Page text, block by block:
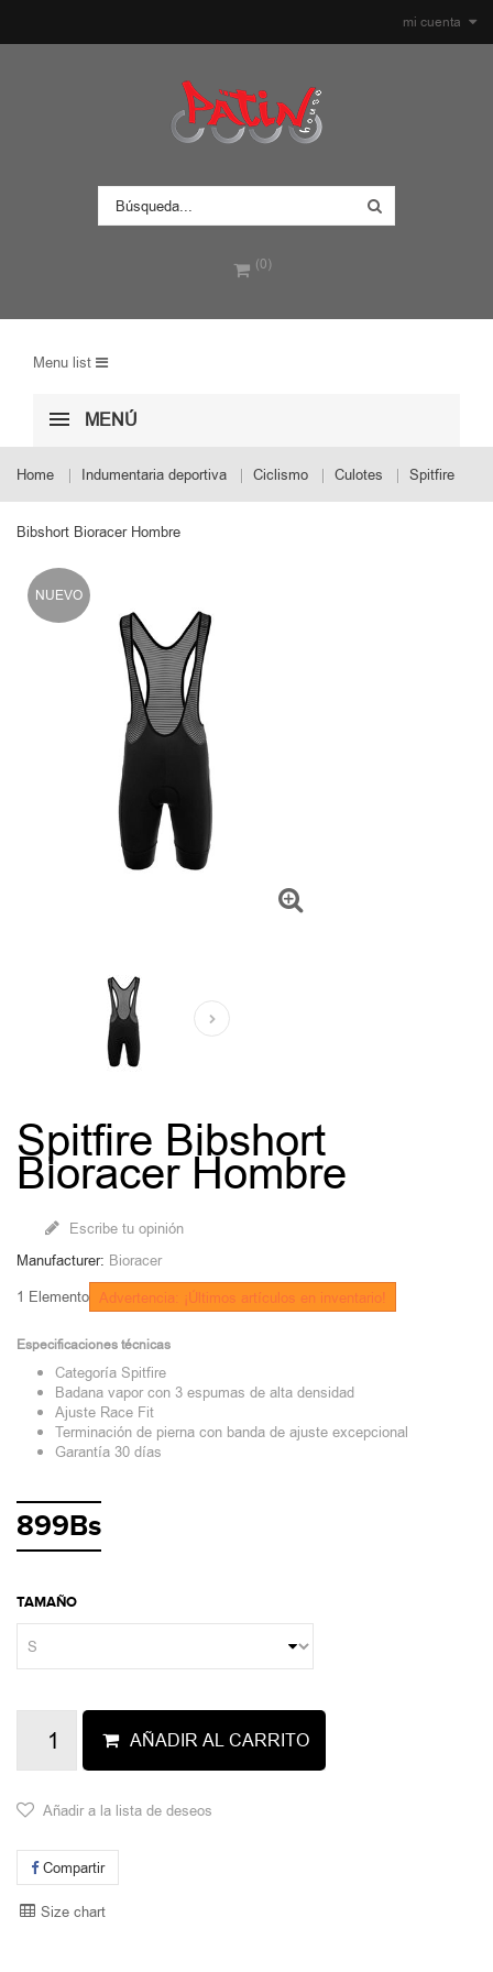
mi cuenta
(0)
Menu list
MENÚ
Home Indumentaria deportiva Ciclismo Culotes Spitfire
Bibshort Bioracer Hombre
NUEVO
Spitfire Bibshort
Bioracer Hombre
Escribe tu opinión
Manufacturer: Bioracer
1 Elemento Advertencia: ¡Últimos artículos en inventario!
Especificaciones técnicas
Categoría Spitfire
Badana vapor con 3 espumas de alta densidad
Ajuste Race Fit
Terminación de pierna con banda de ajuste excepcional
Garantía 30 días
899Bs
TAMAÑO
AÑADIR AL CARRITO
Añadir a la lista de deseos
Compartir
Size chart